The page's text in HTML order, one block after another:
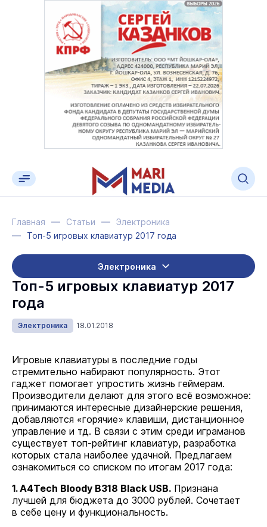
Главная Статьи
Электроника
Топ-5 игровых клавиатур 2017 года
Электроника
Топ-5 игровых клавиатур 2017
года
Электроника 18.01.2018
Игровые клавиатуры в последние годы
стремительно набирают популярность. Этот
гаджет помогает упростить жизнь геймерам.
Производители делают для этого всё возможное:
принимаются интересные дизайнерские решения,
добавляются «горячие» клавиши, дистанционное
управление и тд. В связи с этим среди играманов
существует топ-рейтинг клавиатур, разработка
которых стала наиболее удачной. Предлагаем
ознакомиться со списком по итогам 2017 года:
1. A4Tech Bloody B318 Black USB. Признана
лучшей для бюджета до 3000 рублей. Сочетает
в себе цену и функциональность.